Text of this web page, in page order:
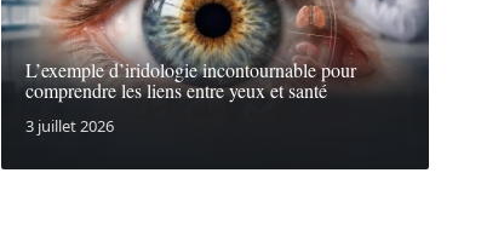
L’exemple d’iridologie incontournable pour
comprendre les liens entre yeux et santé
3 juillet 2026